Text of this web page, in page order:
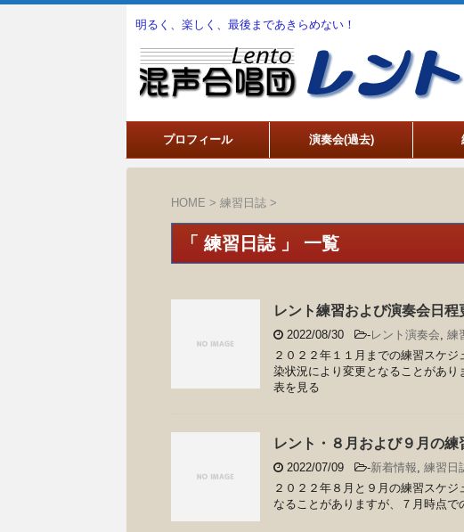
明るく、楽しく、最後まであきらめない！
プロフィール 演奏会(過去)
HOME > 練習日誌 >
「 練習日誌 」 一覧
レント練習および演奏会日程
2022/08/30 -レント演奏会, 練
２０２２年１１月までの練習スケ
染状況により変更となることがあ
表を見る
レント・８月および９月の
2022/07/09 -新着情報, 練習日
２０２２年８月と９月の練習スケ
なることがありますが、７月時点